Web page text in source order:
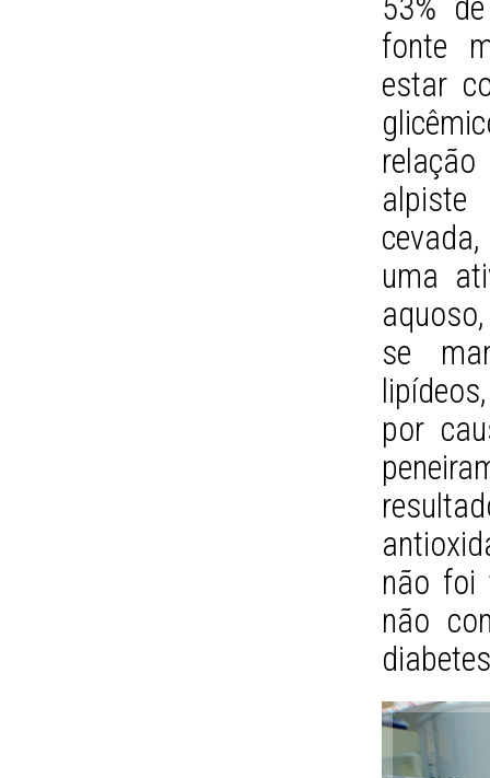
53%
fonte
estar
uma
se
por
não foi
não